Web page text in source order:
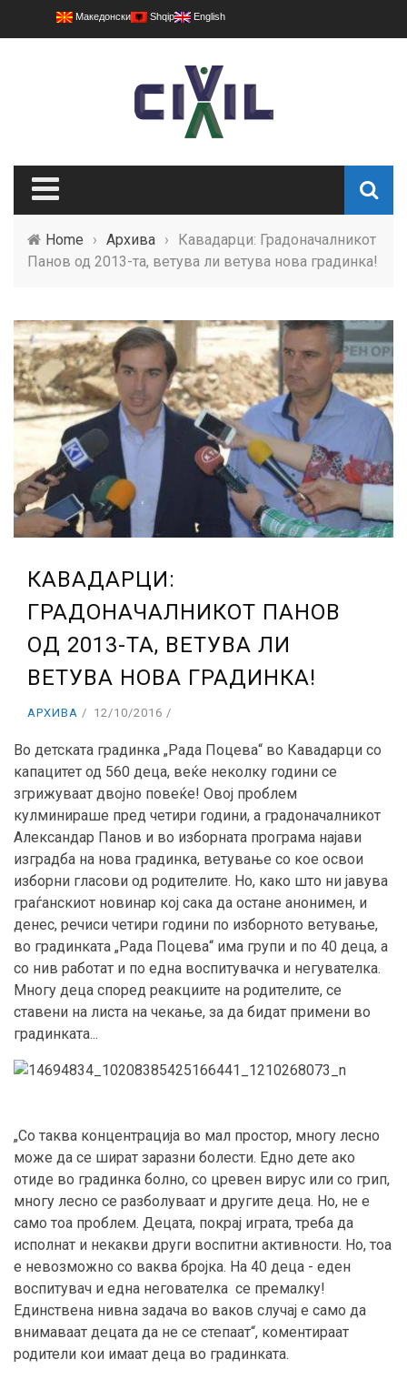
Македонски Shqip English
Home › Архива ›
Кавадарци: Градоначалникот
Панов од 2013-та, ветува ли ветува нова градинка!
КАВАДАРЦИ:
ГРАДОНАЧАЛНИКОТ ПАНОВ
ОД 2013-ТА, ВЕТУВА ЛИ
ВЕТУВА НОВА ГРАДИНКА!
АРХИВА 12/10/2016
Во детската градинка „Рада Поцева“ во Кавадарци со
капацитет од 560 деца, веќе неколку години се
згрижуваат двојно повеќе! Овој проблем
кулминираше пред четири години, а градоначалникот
Александар Панов и во изборната програма најави
изградба на нова градинка, ветување со кое освои
изборни гласови од родителите. Но, како што ни јавува
граѓанскиот новинар кој сака да остане анонимен, и
денес, речиси четири години по изборното ветување,
во градинката „Рада Поцева“ има групи и по 40 деца, а
со нив работат и по една воспитувачка и негувателка.
Многу деца според реакциите на родителите, се
ставени на листа на чекање, за да бидат примени во
градинката...
„Со таква концентрација во мал простор, многу лесно
може да се шират заразни болести. Едно дете ако
отиде во градинка болно, со цревен вирус или со грип,
многу лесно се разболуваат и другите деца. Но, не е
само тоа проблем. Децата, покрај играта, треба да
исполнат и некакви други воспитни активности. Но, тоа
е невозможно со ваква бројка. На 40 деца - еден
воспитувач и една негователка се премалку!
Единствена нивна задача во ваков случај е само да
внимаваат децата да не се степаат“, коментираат
родители кои имаат деца во градинката.